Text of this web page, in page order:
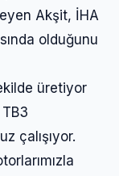
Akşit, İHA
olduğunu
üretiyor
çalışıyor.